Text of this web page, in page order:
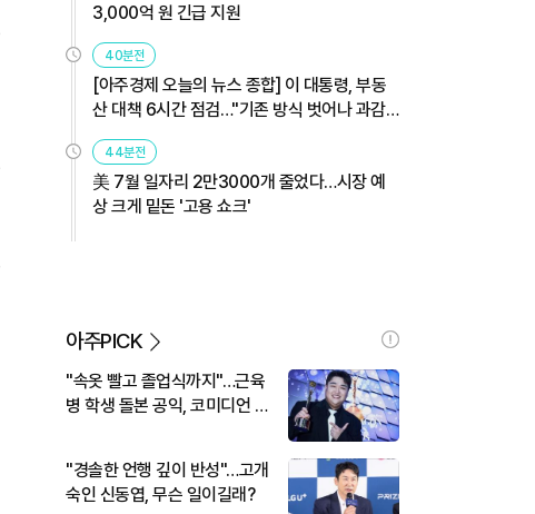
3,000억 원 긴급 지원
40분전
[아주경제 오늘의 뉴스 종합] 이 대통령, 부동
산 대책 6시간 점검…"기존 방식 벗어나 과감
히 실행" 外
44분전
美 7월 일자리 2만3000개 줄었다…시장 예
상 크게 밑돈 '고용 쇼크'
아주PICK
"속옷 빨고 졸업식까지"…근육
병 학생 돌본 공익, 코미디언 김
"경솔한 언행 깊이 반성"…고개
숙인 신동엽, 무슨 일이길래?